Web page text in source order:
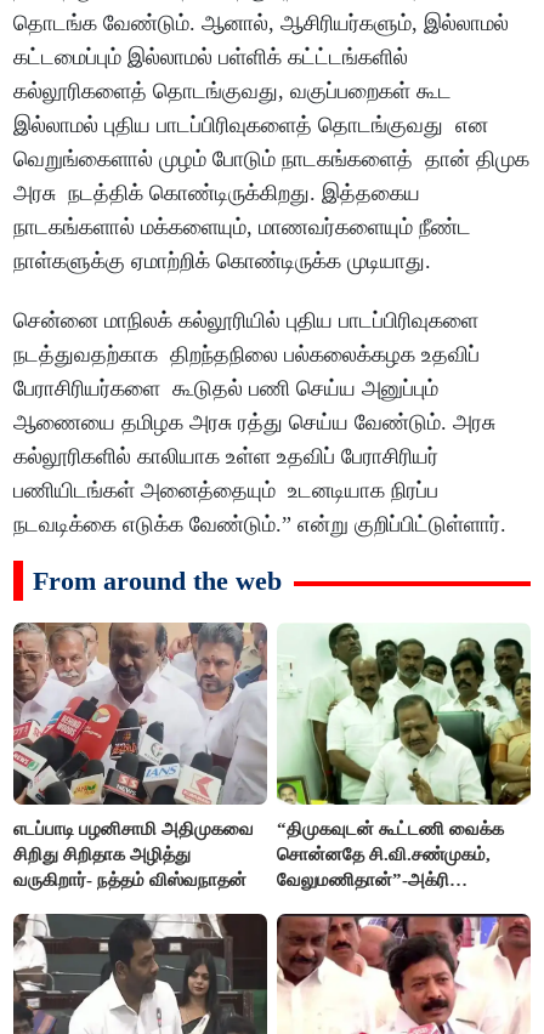
தொடங்க வேண்டும். ஆனால், ஆசிரியர்களும், இல்லாமல்
கட்டமைப்பும் இல்லாமல் பள்ளிக் கட்ட்டங்களில்
கல்லூரிகளைத் தொடங்குவது, வகுப்பறைகள் கூட
இல்லாமல் புதிய பாடப்பிரிவுகளைத் தொடங்குவது என
வெறுங்கைளால் முழம் போடும் நாடகங்களைத் தான் திமுக
அரசு நடத்திக் கொண்டிருக்கிறது. இத்தகைய
நாடகங்களால் மக்களையும், மாணவர்களையும் நீண்ட
நாள்களுக்கு ஏமாற்றிக் கொண்டிருக்க முடியாது.
சென்னை மாநிலக் கல்லூரியில் புதிய பாடப்பிரிவுகளை
நடத்துவதற்காக திறந்தநிலை பல்கலைக்கழக உதவிப்
பேராசிரியர்களை கூடுதல் பணி செய்ய அனுப்பும்
ஆணையை தமிழக அரசு ரத்து செய்ய வேண்டும். அரசு
கல்லூரிகளில் காலியாக உள்ள உதவிப் பேராசிரியர்
பணியிடங்கள் அனைத்தையும் உடனடியாக நிரப்ப
நடவடிக்கை எடுக்க வேண்டும்.” என்று குறிப்பிட்டுள்ளார்.
From around the web
எடப்பாடி பழனிசாமி அதிமுகவை
சிறிது சிறிதாக அழித்து
வருகிறார்- நத்தம் விஸ்வநாதன்
“திமுகவுடன் கூட்டணி வைக்க
சொன்னதே சி.வி.சண்முகம்,
வேலுமணிதான்”-அக்ரி